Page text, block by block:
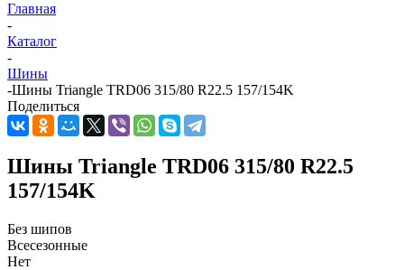
Главная
-
Каталог
-
Шины
-Шины Triangle TRD06 315/80 R22.5 157/154K
Поделиться
Шины Triangle TRD06 315/80 R22.5
157/154K
Без шипов
Всесезонные
Нет